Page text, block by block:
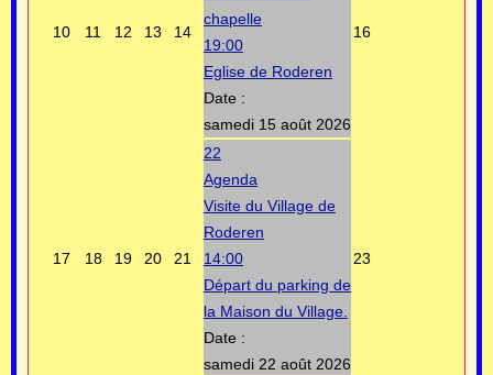
10 11 12 13 14
chapelle
19:00
Eglise de Roderen
Date :
samedi 15 août 2026
16
17 18 19 20 21
22
Agenda
Visite du Village de
Roderen
14:00
Départ du parking de
la Maison du Village.
Date :
samedi 22 août 2026
23